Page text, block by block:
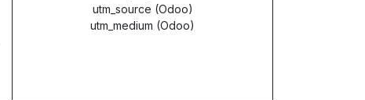
utm_source (Odoo)
utm_medium (Odoo)